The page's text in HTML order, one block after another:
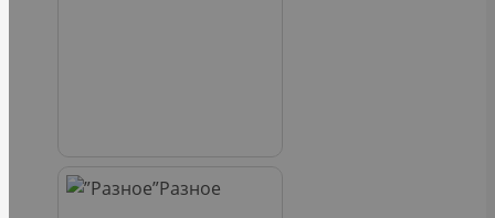
Разное